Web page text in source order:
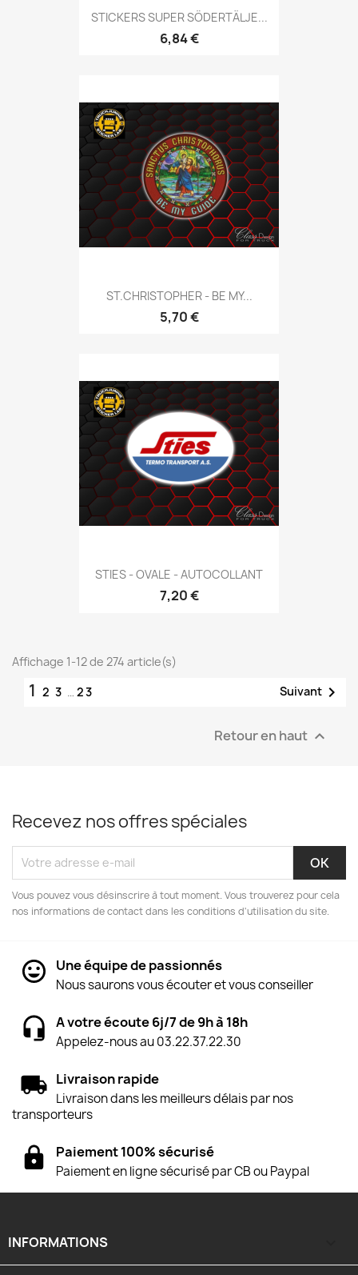
STICKERS SUPER SÖDERTÄLJE...
6,84 €
ST.CHRISTOPHER - BE MY...
5,70 €
STIES - OVALE - AUTOCOLLANT
7,20 €
Affichage 1-12 de 274 article(s)
1 2 3 … 23 Suivant 
Retour en haut 
Recevez nos offres spéciales
Vous pouvez vous désinscrire à tout moment. Vous trouverez pour cela
nos informations de contact dans les conditions d'utilisation du site.
Une équipe de passionnés
Nous saurons vous écouter et vous conseiller
A votre écoute 6j/7 de 9h à 18h
Appelez-nous au 03.22.37.22.30
Livraison rapide
Livraison dans les meilleurs délais par nos
transporteurs
Paiement 100% sécurisé
Paiement en ligne sécurisé par CB ou Paypal
INFORMATIONS